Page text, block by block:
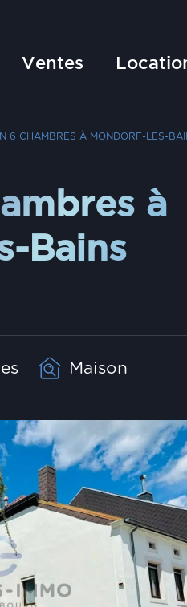
Ventes
6 CHAMBRES À MONDORF-LES-
à
Bains
Maison